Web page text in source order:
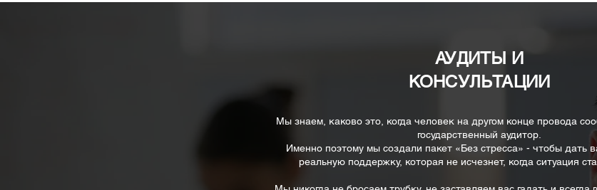
АУДИТЫ И
КОНСУЛЬТАЦИИ
Мы знаем, каково это, когда человек на другом конце провода
государственный аудитор.
Именно поэтому мы создали пакет «Без стресса» - чтобы дать
реальную поддержку, которая не исчезнет, когда ситуация